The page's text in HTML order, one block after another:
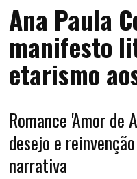
Ana Paula
manifesto
etarismo
Romance 'Amor de
desejo e
narrativa